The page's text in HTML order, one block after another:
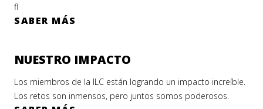
fl
SABER MÁS
NUESTRO IMPACTO
Los miembros de la ILC están logrando un impacto increíble.
Los retos son inmensos, pero juntos somos poderosos.